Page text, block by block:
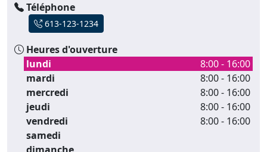
Téléphone
613-123-1234
Heures d'ouverture
lundi
8:00 - 16:00
mardi
8:00 - 16:00
mercredi
8:00 - 16:00
jeudi
8:00 - 16:00
vendredi
8:00 - 16:00
samedi